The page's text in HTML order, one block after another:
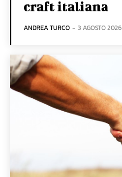
craft italiana
ANDREA TURCO - 3 AGOSTO 2026